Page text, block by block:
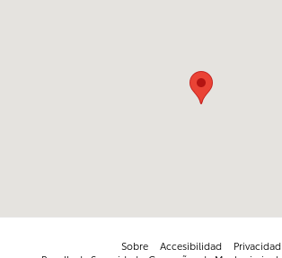
Sobre Accesibilidad
Privacidad